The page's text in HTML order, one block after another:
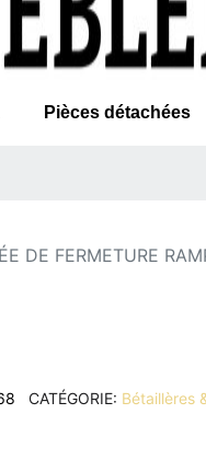
Pièces détachées
DE FERMETURE
CATÉGORIE Bétaillères